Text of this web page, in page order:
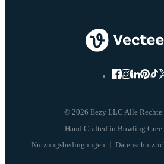
© 2026 Eezy LLC Alle Rechte
Nutzungsbedingungen